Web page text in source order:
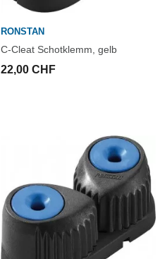
RONSTAN
C-Cleat Schotklemm, gelb
22,00 CHF